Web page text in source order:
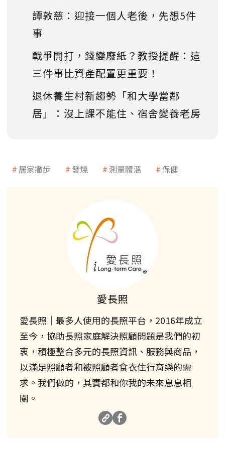
譚敦慈：迎接一個人老後，先想5件
事
戰爭開打，錢變廢紙？教授提醒：這
三件事比資產配置更重要！
退休養生村新趨勢「和大學當鄰
居」：沒上課不能住、宿舍變養老房
居家撇步 發燒 測量體溫 保健
愛長照
愛長照｜最多人使用的長照平台，2016年成立
至今，協助長照家庭解決照顧問題是我們的初
衷，積極整合多元的長照資訊、服務與商品，
以滿足照顧者和被照顧者食衣住行育樂的需
求。我們做的，其實都和你我的未來息息相
關。